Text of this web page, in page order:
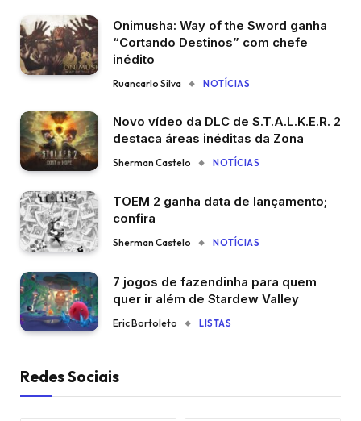
Onimusha: Way of the Sword ganha
“Cortando Destinos” com chefe
inédito
Ruancarlo Silva NOTÍCIAS
Novo vídeo da DLC de S.T.A.L.K.E.R. 2
destaca áreas inéditas da Zona
Sherman Castelo NOTÍCIAS
TOEM 2 ganha data de lançamento;
confira
Sherman Castelo NOTÍCIAS
7 jogos de fazendinha para quem
quer ir além de Stardew Valley
Eric Bortoleto LISTAS
Redes Sociais